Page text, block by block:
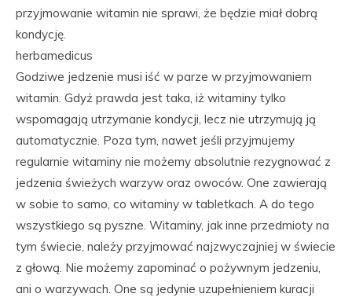
przyjmowanie witamin nie sprawi, że będzie miał dobrą
kondycję.
herbamedicus
Godziwe jedzenie musi iść w parze w przyjmowaniem
witamin. Gdyż prawda jest taka, iż witaminy tylko
wspomagają utrzymanie kondycji, lecz nie utrzymują ją
automatycznie. Poza tym, nawet jeśli przyjmujemy
regularnie witaminy nie możemy absolutnie rezygnować z
jedzenia świeżych warzyw oraz owoców. One zawierają
w sobie to samo, co witaminy w tabletkach. A do tego
wszystkiego są pyszne. Witaminy, jak inne przedmioty na
tym świecie, należy przyjmować najzwyczajniej w świecie
z głową. Nie możemy zapominać o pożywnym jedzeniu,
ani o warzywach. One są jedynie uzupełnieniem kuracji